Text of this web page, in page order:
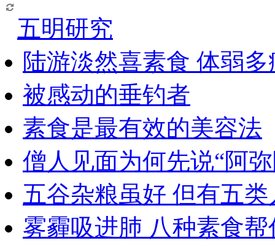
五明研究
陆游淡然喜素食 体弱
被感动的垂钓者
素食是最有效的美容法
僧人见面为何先说“阿
五谷杂粮虽好 但有五
雾霾吸进肺 八种素食帮